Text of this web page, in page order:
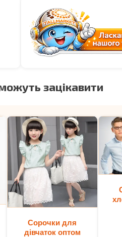
зацікавити
Сорочки для
дівчаток оптом